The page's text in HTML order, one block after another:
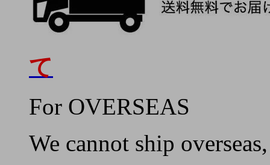
て
For OVERSEAS
We cannot ship overseas,